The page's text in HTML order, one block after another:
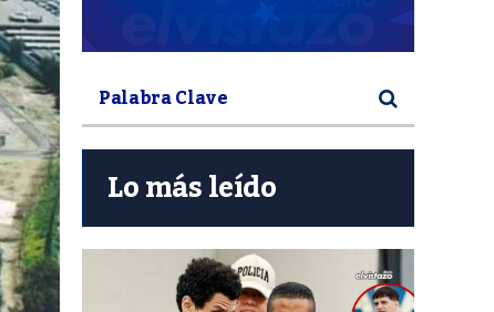
Lo más leído